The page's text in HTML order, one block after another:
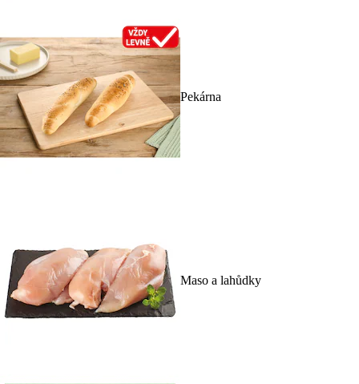
Pekárna
Maso a lahůdky